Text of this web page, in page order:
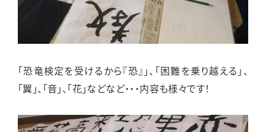
「恐竜検定を受けるから『恐』」、「困難を乗り越える」、
「翼」、「音」、「花」などなど・・・内容も様々です！